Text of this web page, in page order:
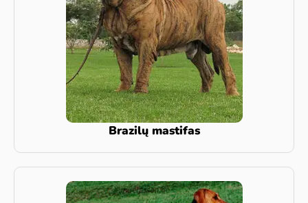
Brazilų mastifas